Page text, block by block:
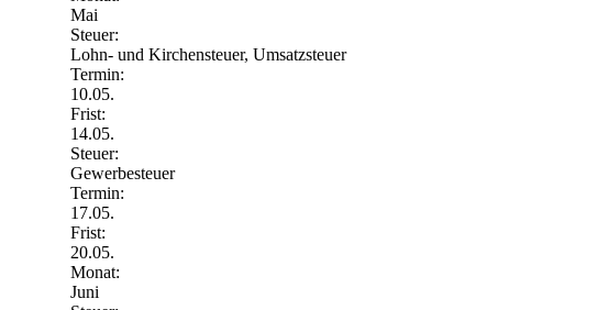
Mai
Steuer:
Lohn- und Kirchensteuer, Umsatzsteuer
Termin:
10.05.
Frist:
14.05.
Steuer:
Gewerbesteuer
Termin:
17.05.
Frist:
20.05.
Monat:
Juni